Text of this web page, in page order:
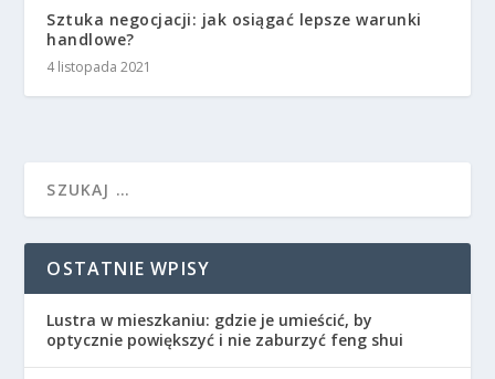
Sztuka negocjacji: jak osiągać lepsze warunki
handlowe?
4 listopada 2021
OSTATNIE WPISY
Lustra w mieszkaniu: gdzie je umieścić, by
optycznie powiększyć i nie zaburzyć feng shui